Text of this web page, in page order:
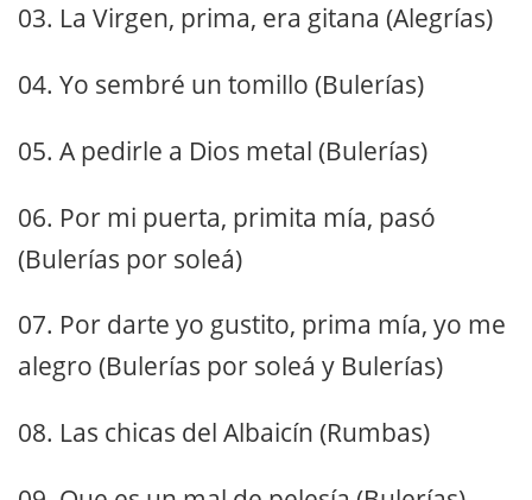
03. La Virgen, prima, era gitana (Alegrías)
04. Yo sembré un tomillo (Bulerías)
05. A pedirle a Dios metal (Bulerías)
06. Por mi puerta, primita mía, pasó
(Bulerías por soleá)
07. Por darte yo gustito, prima mía, yo me
alegro (Bulerías por soleá y Bulerías)
08. Las chicas del Albaicín (Rumbas)